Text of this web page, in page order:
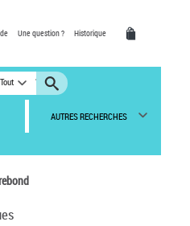
Une question ? Historique
Tout
AUTRES RECHERCHES